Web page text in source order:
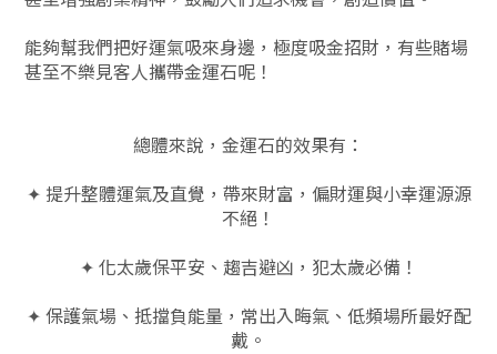
能夠幫我們把好運氣吸來身邊，極度吸金招財，有些賭場
甚至不樂見客人攜帶金運石呢！
總體來說，金運石的效果有：
✦ 提升整體運氣及直覺，帶來財富，偏財運與小幸運源源
不絕！
✦ 化太歲保平安、趨吉避凶，犯太歲必備！
✦ 保護氣場、抵擋負能量，常出入晦氣、低頻場所最好配
戴。